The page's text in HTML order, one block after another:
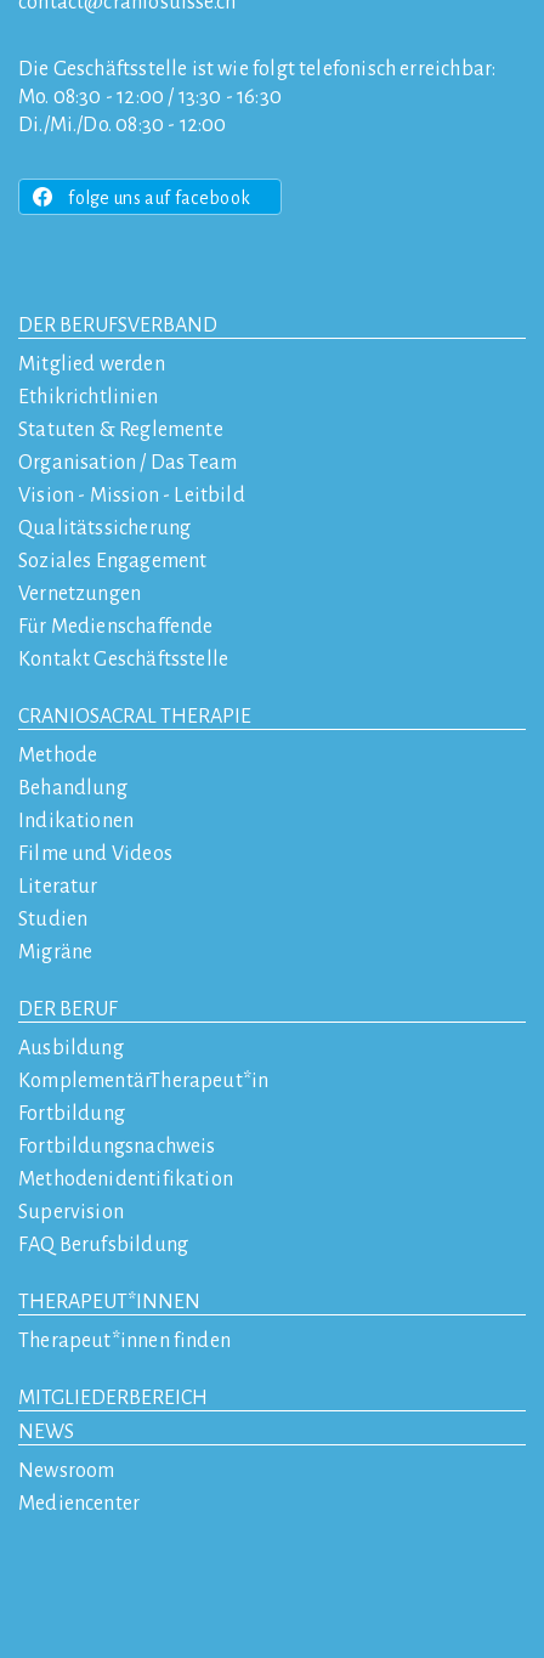
Die Geschäftsstelle ist wie folgt telefonisch erreichbar:
Mo. 08:30 - 12:00 / 13:30 - 16:30
Di./Mi./Do. 08:30 - 12:00
folge uns auf facebook
DER BERUFSVERBAND
Mitglied werden
Ethikrichtlinien
Statuten & Reglemente
Organisation / Das Team
Vision - Mission - Leitbild
Qualitätssicherung
Soziales Engagement
Vernetzungen
Für Medienschaffende
Kontakt Geschäftsstelle
CRANIOSACRAL THERAPIE
Methode
Behandlung
Indikationen
Filme und Videos
Literatur
Studien
Migräne
DER BERUF
Ausbildung
KomplementärTherapeut*in
Fortbildung
Fortbildungsnachweis
Methodenidentifikation
Supervision
FAQ Berufsbildung
THERAPEUT*INNEN
Therapeut*innen finden
MITGLIEDERBEREICH
NEWS
Newsroom
Mediencenter